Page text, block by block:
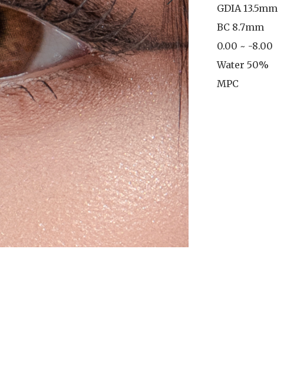
GDIA 13.5mm
BC 8.7mm
0.00 ~ -8.00
Water 50%
MPC